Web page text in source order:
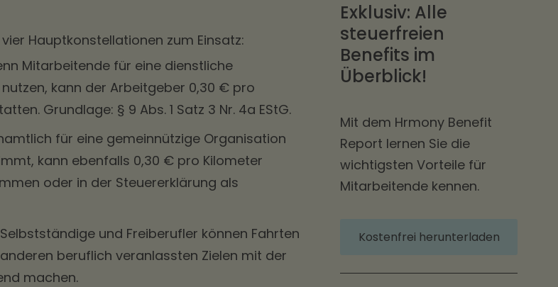
Hauptkonstellationen zum Einsatz:
Mitarbeitende für eine dienstliche
kann der Arbeitgeber 0,30 € pro
Grundlage: § 9 Abs. 1 Satz 3 Nr. 4a EStG.
für eine gemeinnützige Organisation
kann ebenfalls 0,30 € pro Kilometer
oder in der Steuererklärung als
Selbstständige und Freiberufler können Fahrten
beruflich veranlassten Zielen mit der
machen.
Exklusiv: Alle
steuerfreien
Benefits im
Überblick!
Mit dem Hrmony Benefit
Report lernen Sie die
wichtigsten Vorteile für
Mitarbeitende kennen.
Kostenfrei herunterladen